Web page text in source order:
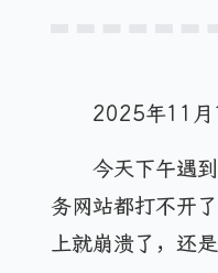
2025年11月
今天下午遇
务网站都打不开
上就崩溃了，还